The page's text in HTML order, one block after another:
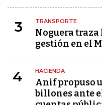
3 TRANSPORTE
Noguera traza
gestión en el
4 HACIENDA
Anif propuso
billones ante